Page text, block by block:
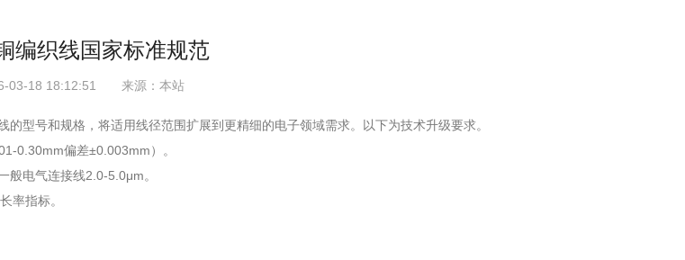
编织线国家标准规范
03-18 18:12:51 来源：本站
型号和规格，将适用线径范围扩展到更精细的电子领域需求。以下为技术升级要求‌。
0.30mm偏差±0.003mm）。
电气连接线2.0-5.0μm。
率指标。